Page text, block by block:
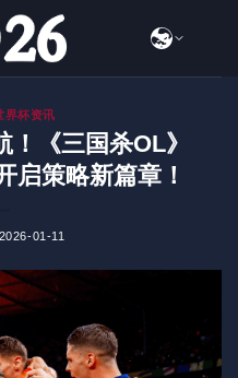
界杯资讯
《三国杀OL》
启策略新篇章！
2026-01-11